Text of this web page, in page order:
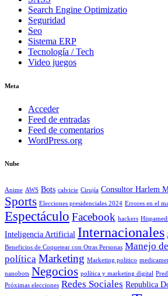
Search Engine Optimizatio
Seguridad
Seo
Sistema ERP
Tecnología / Tech
Video juegos
Meta
Acceder
Feed de entradas
Feed de comentarios
WordPress.org
Nube
Anime AWS Bots calvicie Cirujía Consultor Harlem
Sports Elecciones presidenciales 2024 Errores en el
Espectáculo Facebook hackers
Inteligencia Artificial Internacionales
Beneficios de Coquetear con Otras Personas Manejo
política Marketing Marketing politico
nanobots Negocios política y marketing digital
Próximas elecciones Redes Sociales Republica